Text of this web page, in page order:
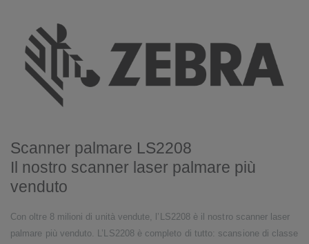
Scanner palmare LS2208
Il nostro scanner laser palmare più
venduto
Con oltre 8 milioni di unità vendute, l’LS2208 è il nostro scanner laser
palmare più venduto. L’LS2208 è completo di tutto: scansione di classe